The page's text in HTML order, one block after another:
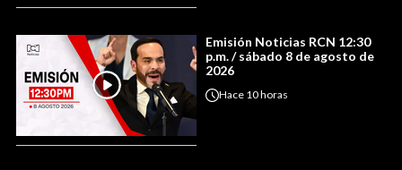
Emisión Noticias RCN 12:30
p.m. / sábado 8 de agosto de
2026
Hace 10 horas